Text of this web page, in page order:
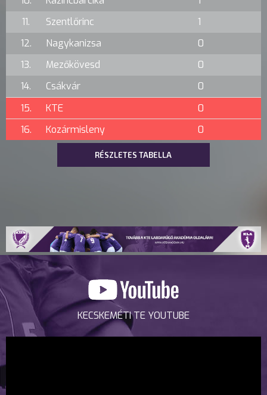
11.
Szentlőrinc
1
12.
Nagykanizsa
0
13.
Mezőkövesd
0
14.
Csákvár
0
15.
KTE
0
16.
Kozármisleny 0
RÉSZLETES TABELLA
KECSKEMÉTI TE YOUTUBE